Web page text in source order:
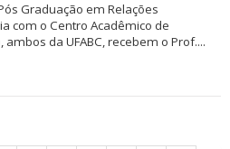
Graduação em Relações
com o Centro Acadêmico de
ambos da UFABC, recebem o Prof....